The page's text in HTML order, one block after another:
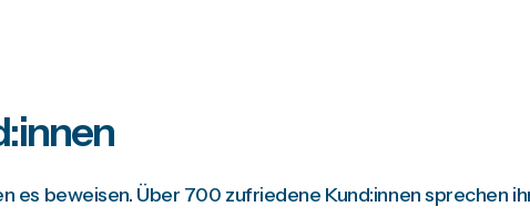
es beweisen. Über 700 zufriedene Kund:innen sprechen